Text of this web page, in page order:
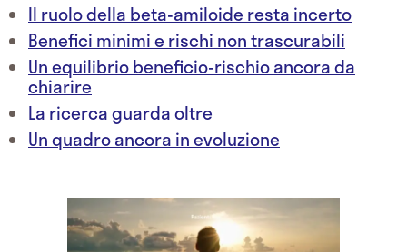
Il ruolo della beta-amiloide resta incerto
Benefici minimi e rischi non trascurabili
Un equilibrio beneficio-rischio ancora da
chiarire
La ricerca guarda oltre
Un quadro ancora in evoluzione